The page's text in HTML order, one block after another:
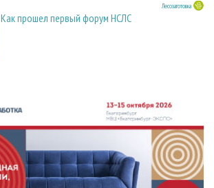
Лесозаготовка
Как прошел первый форум НСЛС